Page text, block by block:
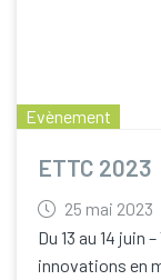
Evènement
ETTC 2023
25 mai 2023
Du 13 au 14 juin
innovations en